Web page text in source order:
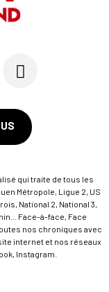
qui traite de tous les
Métropole, Ligue 2, US
National 2, National 3,
Face-à-face, Face
nos chroniques avec
internet et nos réseaux
Instagram.